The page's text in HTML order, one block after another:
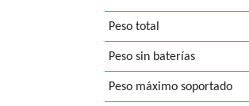
Peso total
Peso sin baterías
Peso máximo soportado